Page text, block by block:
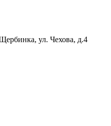
ул. Чехова, д.4